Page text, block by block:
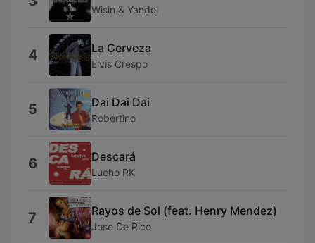
Wisin & Yandel
4 La Cerveza
Elvis Crespo
5 Dai Dai Dai
Robertino
6 Descará
Lucho RK
7 Rayos de Sol (feat. Henry Mendez)
Jose De Rico